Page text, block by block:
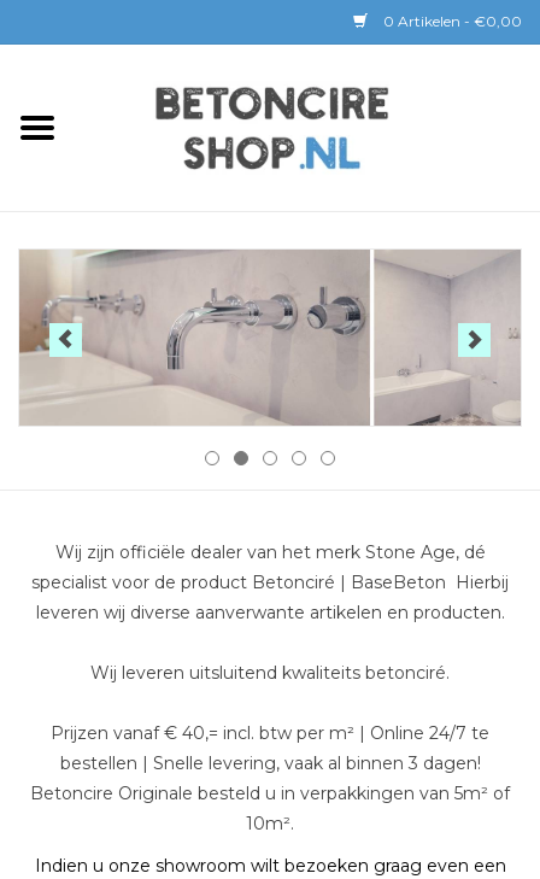
0 Artikelen - €0,00
Home
BaseBeton | Kant & Klaar
Sichtbeton
GEREEDSCHAP &
Wij zijn officiële dealer van het merk Stone Age, dé
specialist voor de product Betonciré | BaseBeton Hierbij
leveren wij diverse aanverwante artikelen en producten.
Wij leveren uitsluitend kwaliteits betonciré.
Prijzen vanaf € 40,= incl. btw per m² | Online 24/7 te
bestellen | Snelle levering, vaak al binnen 3 dagen!
Betoncire Originale besteld u in verpakkingen van 5m² of
10m².
Indien u onze showroom wilt bezoeken graag even een